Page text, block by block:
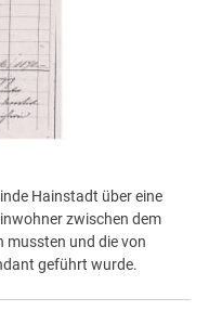
Hainstadt über eine
zwischen dem
mussten und die von
geführt wurde.